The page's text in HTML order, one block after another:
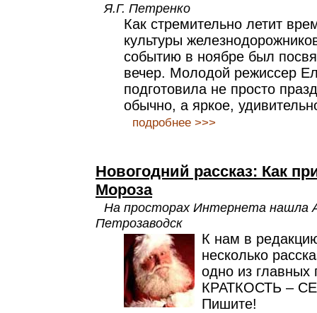
Я.Г. Петренко
Как стремительно летит
культуры
событию в ноябре был
вечер. Молодой режиссер
подготовила не просто
обычно, а яркое,
подробнее >>>
Новогодний рассказ: Как
Мороза
На просторах Интернета нашла
Петрозаводск
К нам в
несколько
одно из главных
КРАТКОСТЬ –
Пишите!